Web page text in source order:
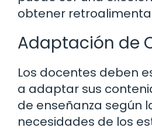
obtener
Adaptación de
Los docentes deben
a adaptar sus
de enseñanza según
necesidades de los